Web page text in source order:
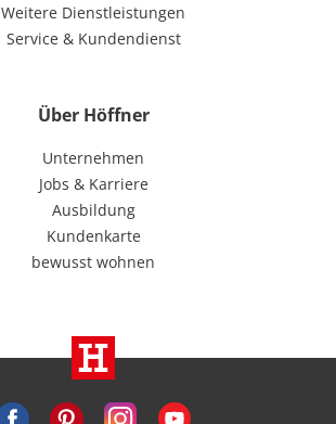
Weitere Dienstleistungen
Service & Kundendienst
Über Höffner
Unternehmen
Jobs & Karriere
Ausbildung
Kundenkarte
bewusst wohnen